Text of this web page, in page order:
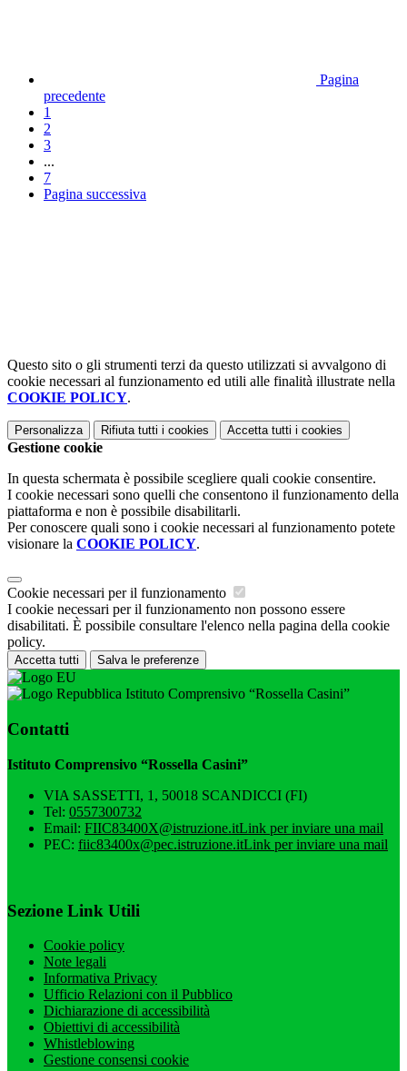
Pagina
precedente
1
2
3
...
7
Pagina successiva
Questo sito o gli strumenti terzi da questo utilizzati si avvalgono di
cookie necessari al funzionamento ed utili alle finalità illustrate nella
COOKIE POLICY.
Personalizza Rifiuta tutti i cookies Accetta tutti i cookies
Gestione cookie
In questa schermata è possibile scegliere quali cookie consentire.
I cookie necessari sono quelli che consentono il funzionamento della
piattaforma e non è possibile disabilitarli.
Per conoscere quali sono i cookie necessari al funzionamento potete
visionare la COOKIE POLICY.
Cookie necessari per il funzionamento
I cookie necessari per il funzionamento non possono essere
disabilitati. È possibile consultare l'elenco nella pagina della cookie
policy.
Accetta tutti Salva le preferenze
Istituto Comprensivo “Rossella Casini”
Contatti
Istituto Comprensivo “Rossella Casini”
VIA SASSETTI, 1, 50018 SCANDICCI (FI)
Tel: 0557300732
Email: FIIC83400X@istruzione.itLink per inviare una mail
PEC: fiic83400x@pec.istruzione.itLink per inviare una mail
Sezione Link Utili
Cookie policy
Note legali
Informativa Privacy
Ufficio Relazioni con il Pubblico
Dichiarazione di accessibilità
Obiettivi di accessibilità
Whistleblowing
Gestione consensi cookie